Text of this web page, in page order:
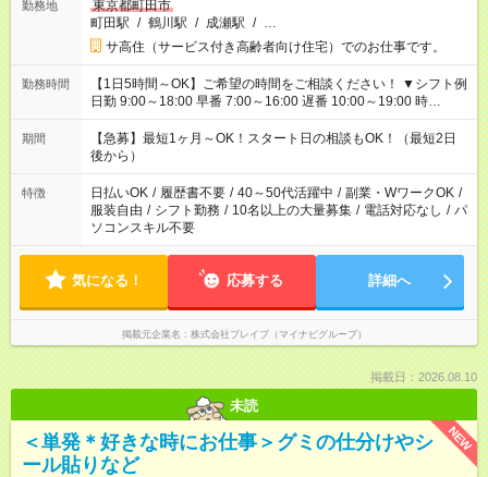
勤務地
東京都町田市
町田駅 / 鶴川駅 / 成瀬駅 / …
サ高住（サービス付き高齢者向け住宅）でのお仕事です。
勤務時間
【1日5時間～OK】ご希望の時間をご相談ください！ ▼シフト例
日勤 9:00～18:00 早番 7:00～16:00 遅番 10:00～19:00 時
短 10:00～15:00 上記はあくまで一例です。 「夕方までには帰宅
しておきたい」 「朝はゆっくりのスタートがいい」 「お昼の時
間を有効に使いたい」 など、ご希望があれば教えてください
ね。
期間
【急募】最短1ヶ月～OK！スタート日の相談もOK！（最短2日
後から）
特徴 日払いOK / 履歴書不要 / 40～50代活躍中 / 副業・WワークOK /
服装自由 / シフト勤務 / 10名以上の大量募集 / 電話対応なし / パ
ソコンスキル不要
気になる！ 応募する 詳細へ
掲載元企業名 株式会社ブレイブ（マイナビグループ）
掲載日：2026.08.10
未読
NEW
＜単発＊好きな時にお仕事＞グミの仕分けやシ
ール貼りなど